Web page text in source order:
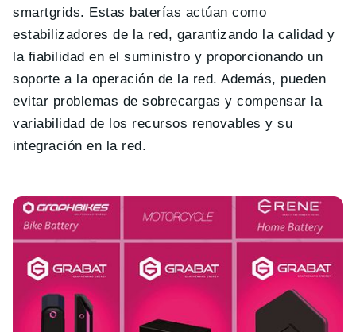
smartgrids. Estas baterías actúan como
estabilizadores de la red, garantizando la calidad y
la fiabilidad en el suministro y proporcionando un
soporte a la operación de la red. Además, pueden
evitar problemas de sobrecargas y compensar la
variabilidad de los recursos renovables y su
integración en la red.